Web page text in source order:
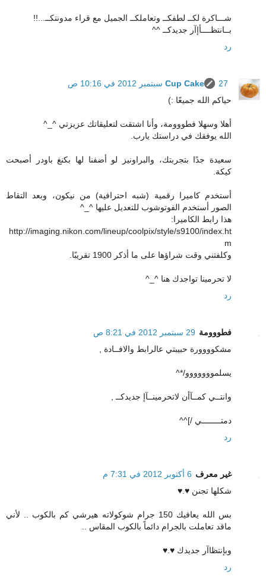
شـــاكرة لكــ لطفكــ وتعاملكــ الجميل مع قراء مدونتكــ...!!
بــانتظــــأإآر جديدكــ ^^
رد
Cup Cake
27 سبتمبر 2012 في 10:16 ص
حياكم الله جميعًا :)
أهلا وسهلا فطووومة، وأنا اشتقت لتعليقاتك عزيزتي ^_^
الله يوفقك في دراستك يارب.
سعيدة جدًا بتجربتك، والبراونيز لو أضفنا لها بكنغ باودر أصبحت
كيكة.
أستخدم كاميرا رقمية (شبه احترافية) من نيكون، وبعد التقاط
الصور أستخدم الفوتوشوب للتعديل عليها ^_^
هذا رابط الكاميرا:
http://imaging.nikon.com/lineup/coolpix/style/s9100/index.ht
m
وكلفتني وقت شراؤها على ما أذكر 1900 تقريبًا.
لا تحرمينا تواجدك هنا ^_^
رد
فطووومة 29 سبتمبر 2012 في 8:21 ص
مشكوووورة حبيبتي عالرابط والافــادة ,
يسلمووووووو/*^
وانتــي كمــآأن لاتحرمينــآإ جديدكــ ,
دمتــــــــي /]^^
رد
غير معرف 6 أكتوبر 2012 في 7:31 م
شكلها تجنن ♥.♥
بس الله يعافيك 150 جرام شوكولاته هيرشي كم بالكوب .. لأني
ماقد تعاملت بالجرام دائماً بالكوب المقاس ..
وبإنتظاآر جديدك ♥.♥
رد